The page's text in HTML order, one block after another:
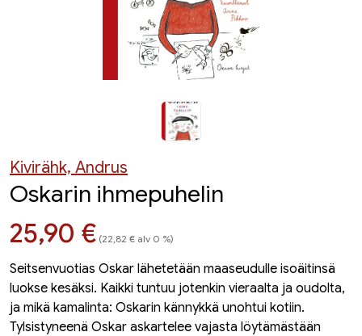
Kivirähk, Andrus
Oskarin ihmepuhelin
Hinta nyt
25,90 € (22,82 € alv 0 %)
Seitsenvuotias Oskar lähetetään maaseudulle isoäitinsä
luokse kesäksi. Kaikki tuntuu jotenkin vieraalta ja oudolta,
ja mikä kamalinta: Oskarin kännykkä unohtui kotiin.
Tylsistyneenä Oskar askartelee vajasta löytämästään